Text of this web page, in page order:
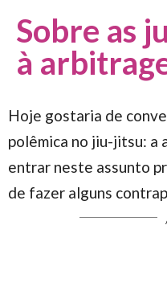
Sobre as
à
Hoje gostaria de
polêmica no jiu-jitsu: a
entrar neste assunto
de fazer alguns